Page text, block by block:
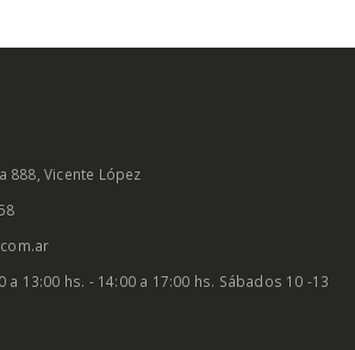
888, Vicente López
a 13:00 hs. - 14:00 a 17:00 hs. Sábados 10 -13